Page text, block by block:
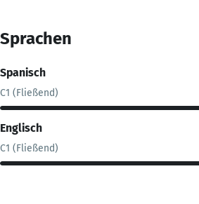
Sprachen
Spanisch
C1 (Fließend)
Englisch
C1 (Fließend)